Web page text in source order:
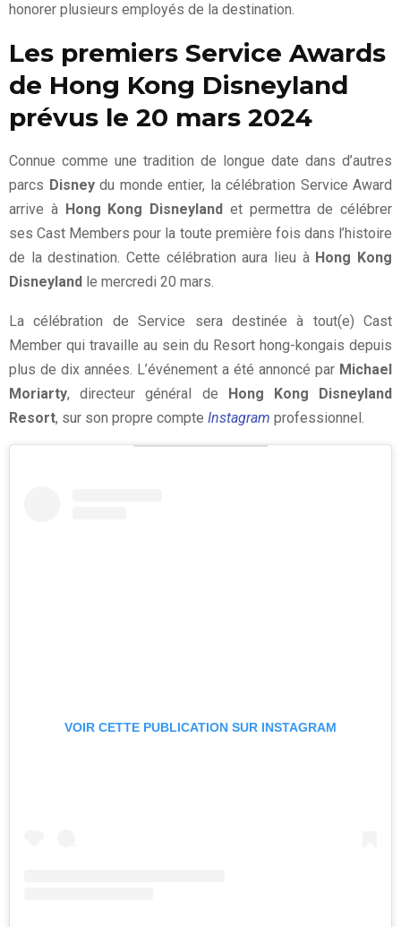
honorer plusieurs employés de la destination.
Les premiers Service Awards
de Hong Kong Disneyland
prévus le 20 mars 2024
Connue comme une tradition de longue date dans d’autres
parcs Disneydu monde entier, la célébration Service Award
arrive à Hong Kong Disneyland et permettra de célébrer
ses Cast Members pour la toute première fois dans l’histoire
de la destination. Cette célébration aura lieu à Hong Kong
Disneyland le mercredi 20 mars.
La célébration de Service sera destinée à tout(e) Cast
Member qui travaille au sein du Resort hong-kongais depuis
plus de dix années. L’événement a été annoncé par Michael
Moriarty, directeur général de
Hong Kong Disneyland
Resort, sur son propre compte Instagram professionnel.
VOIR CETTE PUBLICATION SUR INSTAGRAM